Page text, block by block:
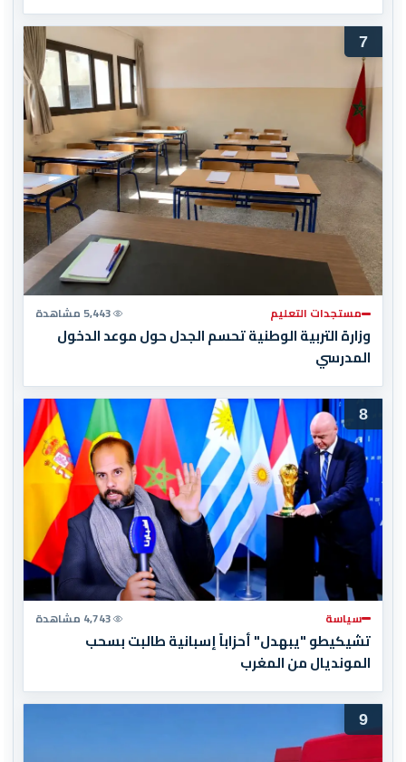
7
مستجدات التعليم 5,443 مشاهدة
وزارة التربية الوطنية تحسم الجدل حول موعد الدخول
المدرسي
8
سياسة 4,743 مشاهدة
تشيكيطو "يبهدل" أحزاباً إسبانية طالبت بسحب
المونديال من المغرب
9